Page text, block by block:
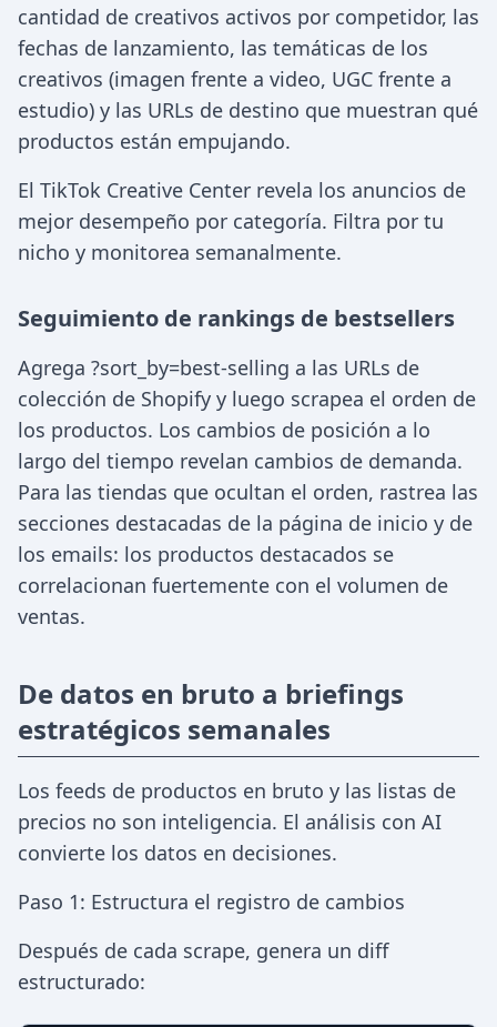
cantidad de creativos activos por competidor, las
fechas de lanzamiento, las temáticas de los
creativos (imagen frente a video, UGC frente a
estudio) y las URLs de destino que muestran qué
productos están empujando.
El TikTok Creative Center revela los anuncios de
mejor desempeño por categoría. Filtra por tu
nicho y monitorea semanalmente.
Seguimiento de rankings de bestsellers
Agrega ?sort_by=best-selling a las URLs de
colección de Shopify y luego scrapea el orden de
los productos. Los cambios de posición a lo
largo del tiempo revelan cambios de demanda.
Para las tiendas que ocultan el orden, rastrea las
secciones destacadas de la página de inicio y de
los emails: los productos destacados se
correlacionan fuertemente con el volumen de
ventas.
De datos en bruto a briefings
estratégicos semanales
Los feeds de productos en bruto y las listas de
precios no son inteligencia. El análisis con AI
convierte los datos en decisiones.
Paso 1: Estructura el registro de cambios
Después de cada scrape, genera un diff
estructurado: